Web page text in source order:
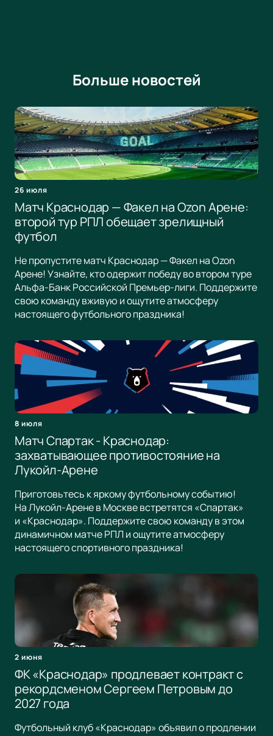
Больше новостей
26 июля
Матч Краснодар — Факел на Ozon Арене:
второй тур РПЛ обещает зрелищный
футбол
Не пропустите матч Краснодар — Факел на Ozon
Арене! Узнайте, кто одержит победу во втором туре
Альфа-Банк Российской Премьер-лиги. Поддержите
свою команду вживую и ощутите атмосферу
настоящего футбольного праздника!
8 июля
Матч Спартак - Краснодар:
захватывающее противостояние на
Лукойл-Арене
Приготовьтесь к яркому футбольному событию!
На Лукойл-Арене в Москве встретятся «Спартак»
и «Краснодар». Поддержите свою команду в этом
динамичном матче РПЛ и ощутите атмосферу
настоящего спортивного праздника!
2 июня
ФК «Краснодар» продлевает контракт с
рекордсменом Сергеем Петровым до
2027 года
Футбольный клуб «Краснодар» объявил о продлении